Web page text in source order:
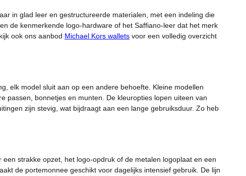
in glad leer en gestructureerde materialen, met een indeling die
de kenmerkende logo-hardware of het Saffiano-leer dat het merk
ook ons aanbod Michael Kors wallets voor een volledig overzicht
elk model sluit aan op een andere behoefte. Kleine modellen
passen, bonnetjes en munten. De kleuropties lopen uiteen van
zijn stevig, wat bijdraagt aan een lange gebruiksduur. Zo heb
strakke opzet, het logo-opdruk of de metalen logoplaat en een
de portemonnee geschikt voor dagelijks intensief gebruik. De lijn